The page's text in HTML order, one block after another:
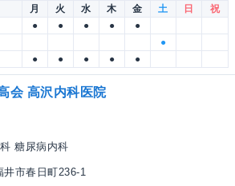
月 火 水 木 金 土 日
祝
● ● ● ●
●
●
● ● ● ● ●
会 高沢内科医院
糖尿病内科
市春日町236-1